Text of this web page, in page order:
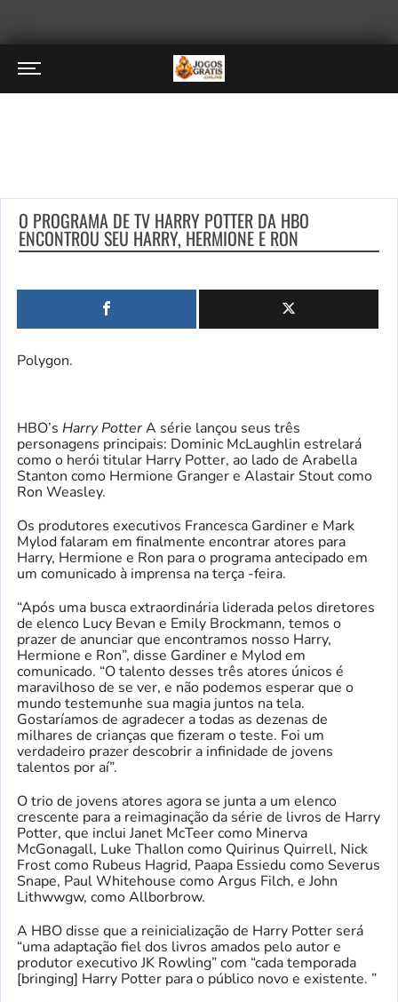
O PROGRAMA DE TV HARRY POTTER DA HBO
ENCONTROU SEU HARRY, HERMIONE E RON
Polygon.
HBO’s Harry PotterA série lançou seus três
personagens principais: Dominic McLaughlin estrelará
como o herói titular Harry Potter, ao lado de Arabella
Stanton como Hermione Granger e Alastair Stout como
Ron Weasley.
Os produtores executivos Francesca Gardiner e Mark
Mylod falaram em finalmente encontrar atores para
Harry, Hermione e Ron para o programa antecipado em
um comunicado à imprensa na terça -feira.
“Após uma busca extraordinária liderada pelos diretores
de elenco Lucy Bevan e Emily Brockmann, temos o
prazer de anunciar que encontramos nosso Harry,
Hermione e Ron”, disse Gardiner e Mylod em
comunicado. “O talento desses três atores únicos é
maravilhoso de se ver, e não podemos esperar que o
mundo testemunhe sua magia juntos na tela.
Gostaríamos de agradecer a todas as dezenas de
milhares de crianças que fizeram o teste. Foi um
verdadeiro prazer descobrir a infinidade de jovens
talentos por aí”.
O trio de jovens atores agora se junta a um elenco
crescente para a reimaginação da série de livros de Harry
Potter, que inclui Janet McTeer como Minerva
McGonagall, Luke Thallon como Quirinus Quirrell, Nick
Frost como Rubeus Hagrid, Paapa Essiedu como Severus
Snape, Paul Whitehouse como Argus Filch, e John
Lithwwgw, como Allborbrow.
A HBO disse que a reinicialização de Harry Potter será
“uma adaptação fiel dos livros amados pelo autor e
produtor executivo JK Rowling” com “cada temporada
[bringing] Harry Potter para o público novo e existente. ”